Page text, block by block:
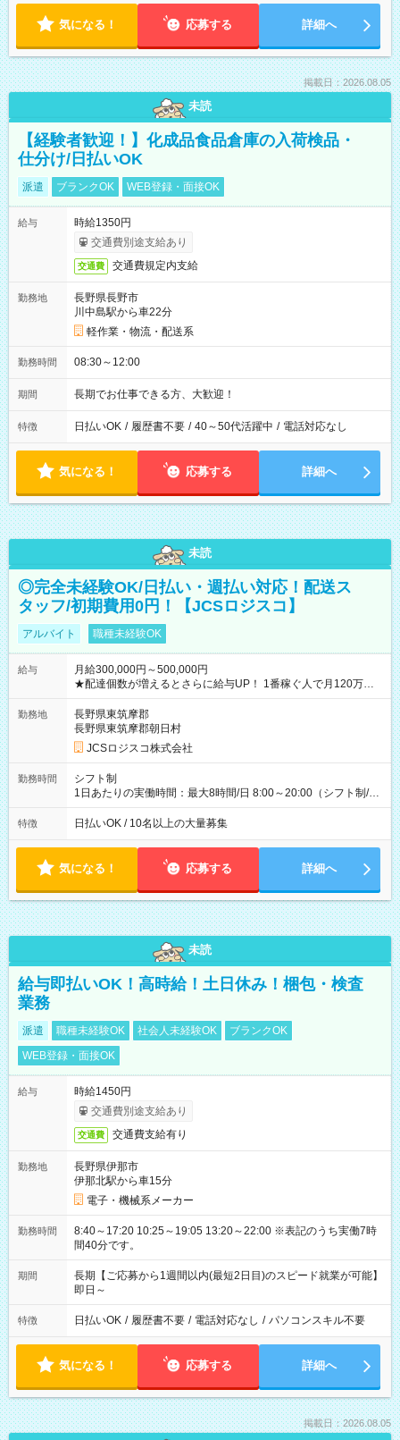
気になる！ 応募する 詳細へ
掲載日：2026.08.05
未読
【経験者歓迎！】化成品食品倉庫の入荷検品・
仕分け/日払いOK
派遣 ブランクOK WEB登録・面接OK
給与
時給1350円
交通費別途支給あり
交通費 交通費規定内支給
勤務地
長野県長野市
川中島駅から車22分
軽作業・物流・配送系
勤務時間 08:30～12:00
期間 長期でお仕事できる方、大歓迎！
特徴 日払いOK / 履歴書不要 / 40～50代活躍中 / 電話対応なし
気になる！ 応募する 詳細へ
未読
◎完全未経験OK/日払い・週払い対応！配送ス
タッフ/初期費用0円！【JCSロジスコ】
アルバイト 職種未経験OK
給与
月給300,000円～500,000円
★配達個数が増えるとさらに給与UP！ 1番稼ぐ人で月120万ほ
ど！ ・主要都市エリア 月収55万円／週5日稼働 月収65万~112
万円／週6日稼働 ・地方郊外エリア 月収40万円／週5日稼働 月
収40万円~50万円／週6日稼働 ＜モデルイメージ＞ ■月収50万
円 (27歳男性/江東区在住)※元建築関係 1日150個配達×25日勤務
(日休み) ■月収80万円(43歳男性/墨田区在住)※元営業 1日200個
勤務地
長野県東筑摩郡
長野県東筑摩郡朝日村
JCSロジスコ株式会社
勤務時間
シフト制
1日あたりの実働時間：最大8時間/日 8:00～20:00（シフト制/実
働8時間） ※週5日勤務（場所次第では週4も有り） ※配達状況
によって時間外での勤務可能性有り ※案件により多少の前後あ
特徴 日払いOK / 10名以上の大量募集
気になる！ 応募する 詳細へ
未読
給与即払いOK！高時給！土日休み！梱包・検査
業務
派遣 職種未経験OK 社会人未経験OK
ブランクOK
WEB登録・面接OK
給与
時給1450円
交通費別途支給あり
交通費 交通費支給有り
勤務地
長野県伊那市
伊那北駅から車15分
電子・機械系メーカー
勤務時間
8:40～17:20 10:25～19:05 13:20～22:00 ※表記のうち実働7時
間40分です。
期間
長期【ご応募から1週間以内(最短2日目)のスピード就業が可能】
即日～
特徴 日払いOK / 履歴書不要 / 電話対応なし / パソコンスキル不要
気になる！ 応募する 詳細へ
掲載日：2026.08.05